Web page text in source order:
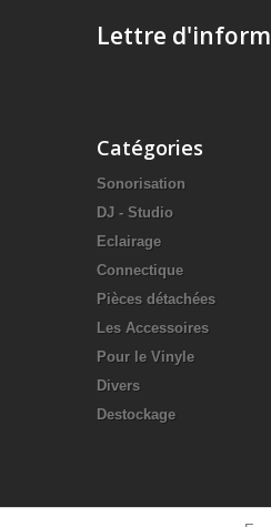
Lettre
Catégories
Sonorisation
DJ - Studio
Eclairage
Connectique
Pièces détachées
Les Accessoires
Pour le Vinyle
Divers
Destockage